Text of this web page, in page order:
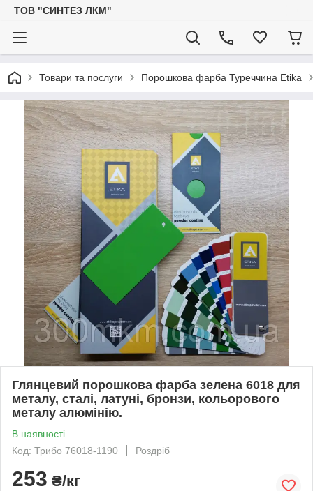
ТОВ "СИНТЕЗ ЛКМ"
Товари та послуги Порошкова фарба Туреччина Etika
Глянцевий порошкова фарба зелена 6018 для
металу, сталі, латуні, бронзи, кольорового
металу алюмінію.
В наявності
Код: Трибо 76018-1190
Роздріб
253 ₴/кг